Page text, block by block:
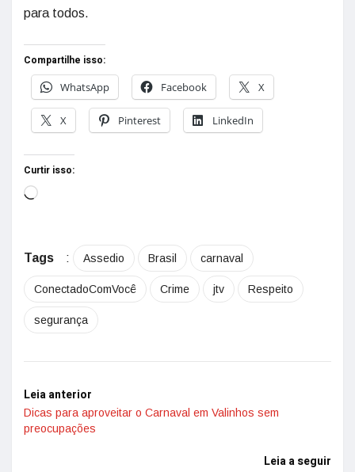
para todos.
Compartilhe isso:
WhatsApp
Facebook X
X Pinterest LinkedIn
Curtir isso:
Tags : Assedio Brasil carnaval
ConectadoComVocê Crime jtv Respeito
segurança
Leia anterior
Dicas para aproveitar o Carnaval em Valinhos sem
preocupações
Leia a seguir